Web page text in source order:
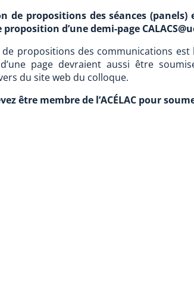
de propositions des séances (panels)
d’une demi-page
propositions des communications est
page devraient aussi être
du site web du colloque.
être membre de l’ACÉLAC pour